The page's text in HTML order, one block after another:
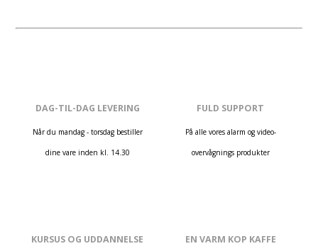
DAG-TIL-DAG LEVERING
Når du mandag - torsdag bestiller
dine vare inden kl. 14.30
FULD SUPPORT
På alle vores alarm og video-
overvågnings produkter
KURSUS OG UDDANNELSE EN VARM KOP KAFFE